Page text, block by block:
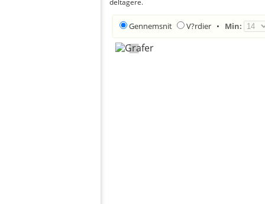
deltagere.
Gennemsnit V?rdier • Min: